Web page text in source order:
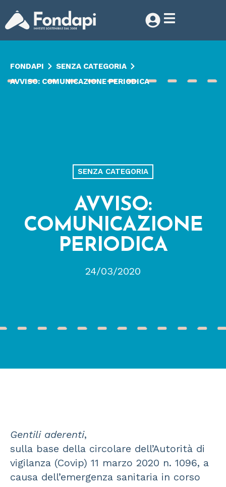
FONDAPI
SENZA CATEGORIA
AVVISO: COMUNICAZIONE PERIODICA
SENZA CATEGORIA
AVVISO:
COMUNICAZIONE
PERIODICA
24/03/2020
Gentili aderenti,
sulla base della circolare dell’Autorità di
vigilanza (Covip) 11 marzo 2020 n. 1096, a
causa dell’emergenza sanitaria in corso